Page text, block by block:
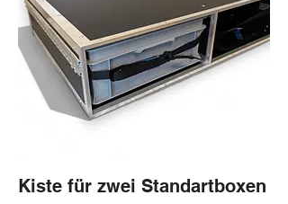
Kiste für zwei Standartboxen